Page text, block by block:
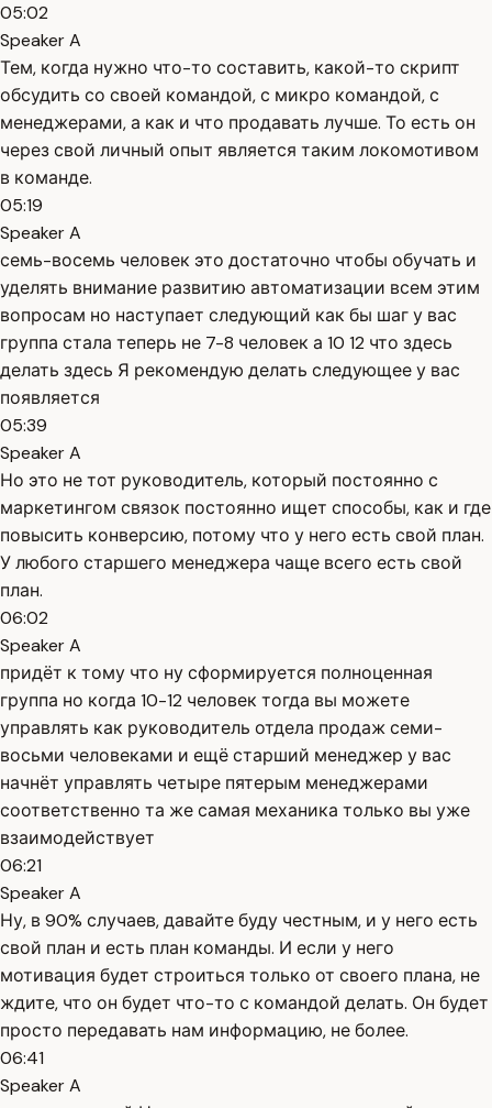
05:02
Speaker A
Тем, когда нужно что-то составить, какой-то скрипт
обсудить со своей командой, с микро командой, с
менеджерами, а как и что продавать лучше. То есть он
через свой личный опыт является таким локомотивом
в команде.
05:19
Speaker A
семь-восемь человек это достаточно чтобы обучать и
уделять внимание развитию автоматизации всем этим
вопросам но наступает следующий как бы шаг у вас
группа стала теперь не 7-8 человек а 10 12 что здесь
делать здесь Я рекомендую делать следующее у вас
появляется
05:39
Speaker A
Но это не тот руководитель, который постоянно с
маркетингом связок постоянно ищет способы, как и где
повысить конверсию, потому что у него есть свой план.
У любого старшего менеджера чаще всего есть свой
план.
06:02
Speaker A
придёт к тому что ну сформируется полноценная
группа но когда 10-12 человек тогда вы можете
управлять как руководитель отдела продаж семи-
восьми человеками и ещё старший менеджер у вас
начнёт управлять четыре пятерым менеджерами
соответственно та же самая механика только вы уже
взаимодействует
06:21
Speaker A
Ну, в 90% случаев, давайте буду честным, и у него есть
свой план и есть план команды. И если у него
мотивация будет строиться только от своего плана, не
ждите, что он будет что-то с командой делать. Он будет
просто передавать нам информацию, не более.
06:41
Speaker A